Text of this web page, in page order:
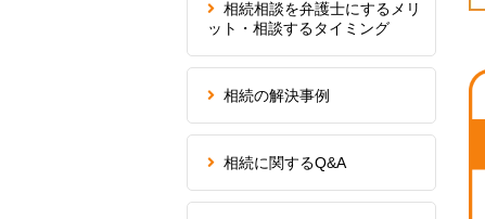
相続相談を弁護士にするメリ
ット・相談するタイミング
相続の解決事例
相続に関するQ&A